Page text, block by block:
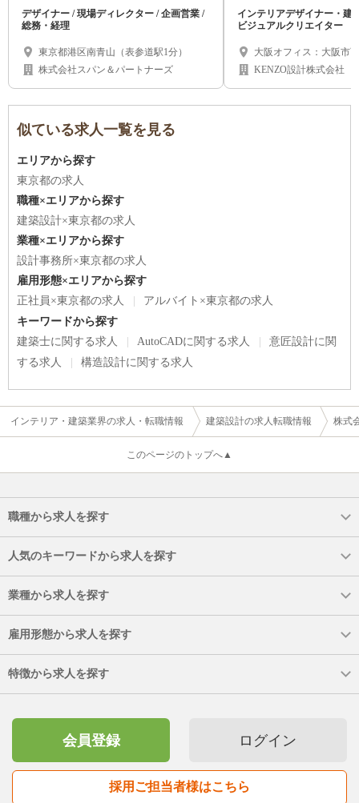
イナー/施工管理/総務・経理）
デザイナー / 現場ディレクター / 企画営業 /
総務・経理
東京都港区南青山（表参道駅1分）
株式会社スパン＆パートナーズ
インテリアデザイナー・建
ビジュアルクリエイター
大阪オフィス：大阪
京オフィス：東京都渋
KENZO設計株式会社
似ている求人一覧を見る
エリアから探す
東京都の求人
職種×エリアから探す
建築設計×東京都の求人
業種×エリアから探す
設計事務所×東京都の求人
雇用形態×エリアから探す
正社員×東京都の求人
アルバイト×東京都の求人
キーワードから探す
建築士に関する求人
AutoCADに関する求人
意匠設計に関
する求人
構造設計に関する求人
インテリア・建築業界の求人・転職情報 建築設計の求人転職情報 株式
このページのトップへ▲
職種から求人を探す
人気のキーワードから求人を探す
業種から求人を探す
雇用形態から求人を探す
特徴から求人を探す
会員登録 ログイン
採用ご担当者様はこちら